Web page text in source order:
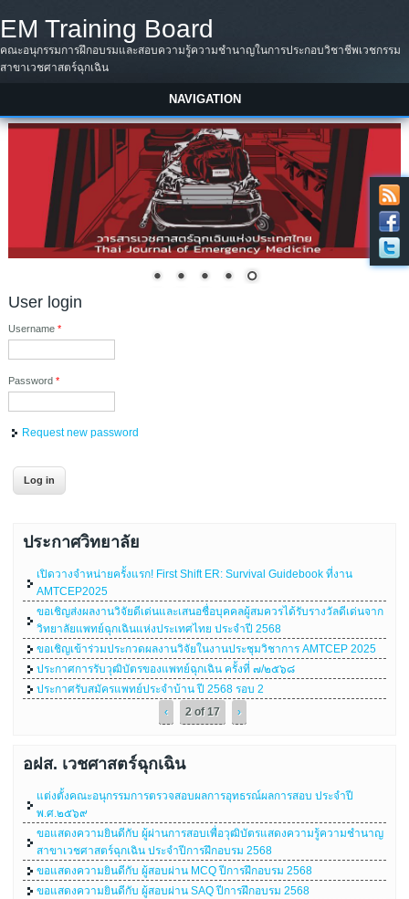
EM Training Board
คณะอนุกรรมการฝึกอบรมและสอบความรู้ความชำนาญในการประกอบวิชาชีพเวชกรรม
สาขาเวชศาสตร์ฉุกเฉิน
NAVIGATION
User login
Username *
Password *
Request new password
ประกาศวิทยาลัย
เปิดวางจำหน่ายครั้งแรก! First Shift ER: Survival Guidebook ที่งาน
AMTCEP2025
ขอเชิญส่งผลงานวิจัยดีเด่นและเสนอชื่อบุคคลผู้สมควรได้รับรางวัลดีเด่นจาก
วิทยาลัยแพทย์ฉุกเฉินแห่งประเทศไทย ประจำปี 2568
ขอเชิญเข้าร่วมประกวดผลงานวิจัยในงานประชุมวิชาการ AMTCEP 2025
ประกาศการรับวุฒิบัตรของแพทย์ฉุกเฉิน ครั้งที่ ๗/๒๕๖๘
ประกาศรับสมัครแพทย์ประจำบ้าน ปี 2568 รอบ 2
‹
2 of 17 ›
อฝส. เวชศาสตร์ฉุกเฉิน
แต่งตั้งคณะอนุกรรมการตรวจสอบผลการอุทธรณ์ผลการสอบ ประจำปี
พ.ศ.๒๕๖๙
ขอแสดงความยินดีกับ ผู้ผ่านการสอบเพื่อวุฒิบัตรแสดงความรู้ความชำนาญ
สาขาเวชศาสตร์ฉุกเฉิน ประจำปีการฝึกอบรม 2568
ขอแสดงความยินดีกับ ผู้สอบผ่าน MCQ ปีการฝึกอบรม 2568
ขอแสดงความยินดีกับ ผู้สอบผ่าน SAQ ปีการฝึกอบรม 2568